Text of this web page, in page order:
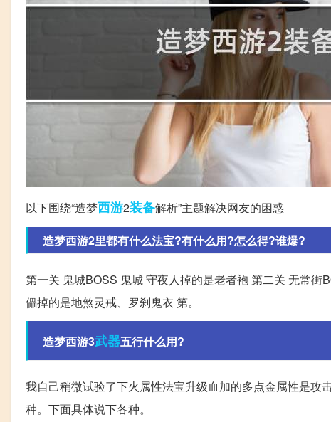
以下围绕“造梦西游2装备解析”主题解决网友的困惑
造梦西游2里都有什么法宝?有什么用?怎么得?谁爆?
第一关 鬼城BOSS 鬼城 守夜人掉的是老者袍 第二关 无常
儡掉的是地煞灵戒、罗刹鬼衣 第。
造梦西游3武器五行什么用?
我自己稍微试验了下火属性法宝升级血加的多点金属性是
种。下面具体说下各种。